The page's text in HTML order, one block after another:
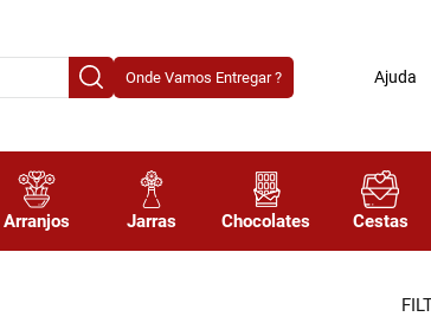
Onde Vamos Entregar ? Ajuda
Arranjos Jarras Chocolates Cestas